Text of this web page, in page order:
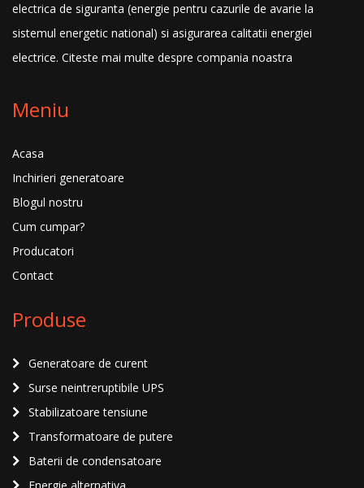
electrica de siguranta (energie pentru cazurile de avarie la
sistemul energetic national) si asigurarea calitatii energiei
electrice. Citeste mai multe despre compania noastra
Meniu
Acasa
Inchirieri generatoare
Blogul nostru
Cum cumpar?
Producatori
Contact
Produse
Generatoare de curent
Surse neintreruptibile UPS
Stabilizatoare tensiune
Transformatoare de putere
Baterii de condensatoare